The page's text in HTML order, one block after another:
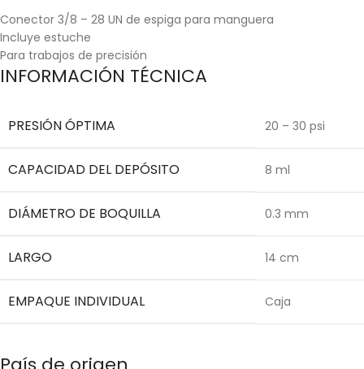
Conector 3/8 – 28 UN de espiga para manguera
Incluye estuche
Para trabajos de precisión
INFORMACIÓN TÉCNICA
PRESIÓN ÓPTIMA 20 – 30 psi
CAPACIDAD DEL DEPÓSITO 8 ml
DIÁMETRO DE BOQUILLA 0.3 mm
LARGO 14 cm
EMPAQUE INDIVIDUAL Caja